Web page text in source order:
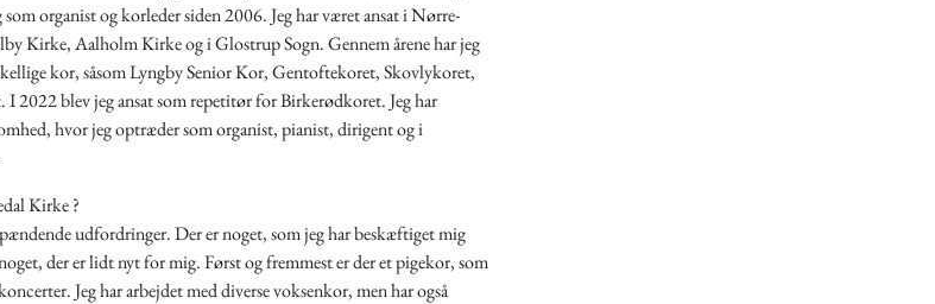
organist og korleder siden 2006. Jeg har været ansat i Nørre-
Kirke, Aalholm Kirke og i Glostrup Sogn. Gennem årene har jeg
kor, såsom Lyngby Senior Kor, Gentoftekoret, Skovlykoret,
2022 blev jeg ansat som repetitør for Birkerødkoret. Jeg har
hvor jeg optræder som organist, pianist, dirigent og i
Kirke ?
udfordringer. Der er noget, som jeg har beskæftiget mig
der er lidt nyt for mig. Først og fremmest er der et pigekor, som
Jeg har arbejdet med diverse voksenkor, men har også